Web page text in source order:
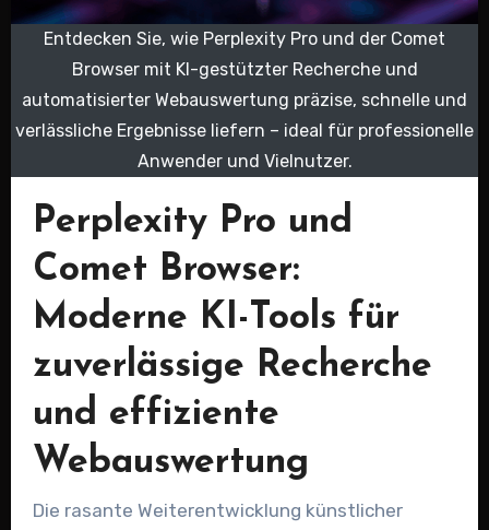
Entdecken Sie, wie Perplexity Pro und der Comet
Browser mit KI-gestützter Recherche und
automatisierter Webauswertung präzise, schnelle und
verlässliche Ergebnisse liefern – ideal für professionelle
Anwender und Vielnutzer.
Perplexity Pro und
Comet Browser:
Moderne KI-Tools für
zuverlässige Recherche
und effiziente
Webauswertung
Die rasante Weiterentwicklung künstlicher